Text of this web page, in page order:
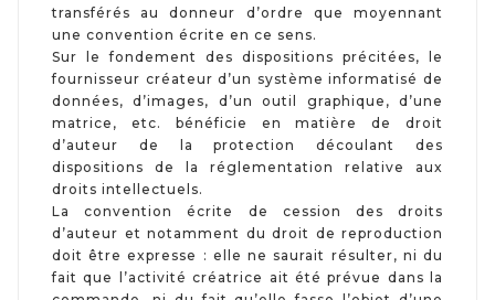
transférés au donneur d’ordre que moyennant
une convention écrite en ce sens.
Sur le fondement des dispositions précitées, le
fournisseur créateur d’un système informatisé de
données, d’images, d’un outil graphique, d’une
matrice, etc. bénéficie en matière de droit
d’auteur de la protection découlant des
dispositions de la réglementation relative aux
droits intellectuels.
La convention écrite de cession des droits
d’auteur et notamment du droit de reproduction
doit être expresse : elle ne saurait résulter, ni du
fait que l’activité créatrice ait été prévue dans la